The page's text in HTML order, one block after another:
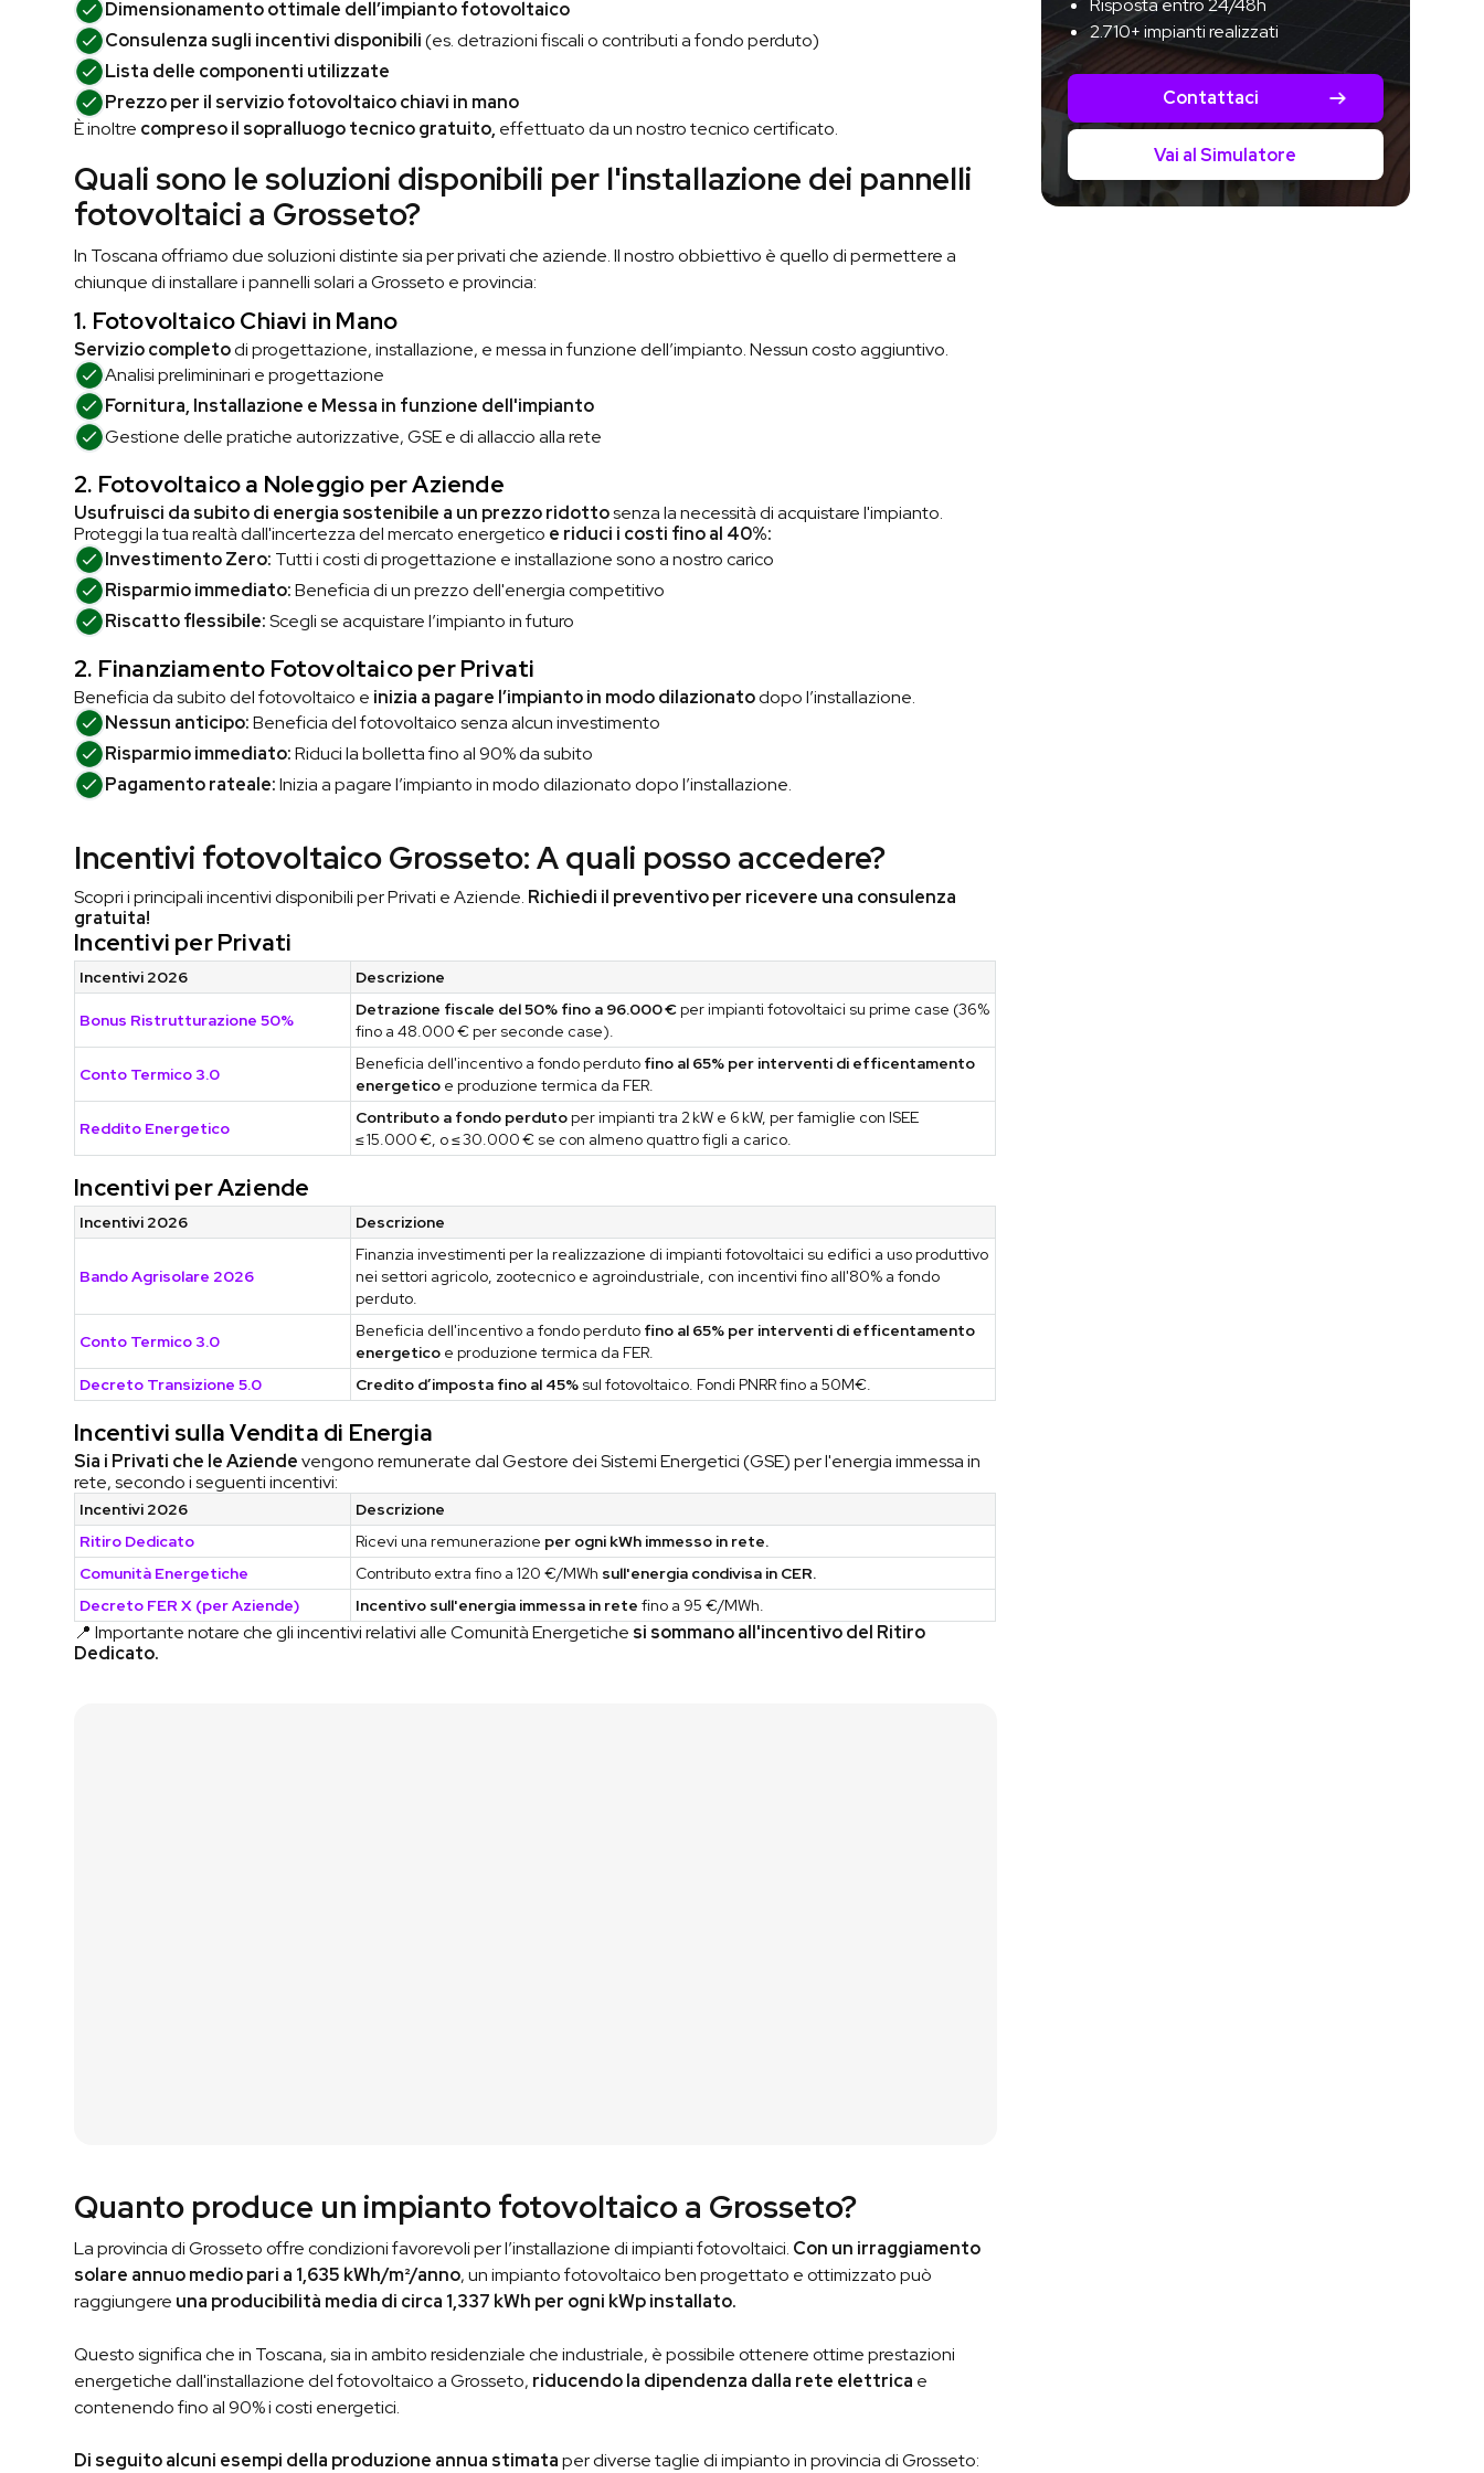
Dimensionamento ottimale dell’impianto fotovoltaico
Consulenza sugli incentivi disponibili(es. detrazioni fiscali o contributi a fondo perduto)
Lista delle componenti utilizzate
Prezzo per il servizio fotovoltaico chiavi in mano
È inoltre compreso il sopralluogo tecnico gratuito, effettuato da un nostro tecnico certificato.
Quali sono le soluzioni disponibili per l'installazione dei pannelli
fotovoltaici a Grosseto?
In Toscana offriamo due soluzioni distinte sia per privati che aziende. Il nostro obbiettivo è quello di permettere a
chiunque di installare i pannelli solari a Grosseto e provincia:
1. Fotovoltaico Chiavi in Mano
Servizio completodi progettazione, installazione, e messa in funzione dell’impianto. Nessun costo aggiuntivo.
Analisi prelimininari eprogettazione
Fornitura, Installazione e Messa in funzione dell'impianto
Gestione delle pratiche autorizzative, GSE e di allaccio alla rete
2. Fotovoltaico a Noleggio per Aziende
Usufruisci da subito di energia sostenibile a un prezzo ridottosenza la necessità di acquistare l'impianto.
Proteggi la tua realtà dall'incertezza del mercato energetico e riduci i costi fino al 40%:
Investimento Zero: Tutti i costi di progettazione e installazione sono a nostro carico
Risparmio immediato:Beneficia di un prezzo dell'energia competitivo
Riscatto flessibile:Scegli se acquistare l’impianto in futuro
2. Finanziamento Fotovoltaicoper Privati
Beneficia da subito del fotovoltaico e inizia a pagare l’impianto in modo dilazionatodopo l’installazione.
Nessun anticipo:Beneficia del fotovoltaico senza alcun investimento
Risparmio immediato:Riduci la bolletta fino al 90% da subito
Pagamento rateale:Inizia a pagare l’impianto in modo dilazionato dopo l’installazione.
Incentivi fotovoltaico Grosseto: A quali posso accedere?
Scopri i principali incentivi disponibili per Privati e Aziende. Richiedi il preventivo per ricevere una consulenza
gratuita!
Incentivi per Privati
Incentivi 2026 Descrizione
Bonus Ristrutturazione 50%
Detrazione fiscale del 50% fino a 96.000 € per impianti fotovoltaici su prime case (36%
fino a 48.000 € per seconde case).
Conto Termico 3.0
Beneficia dell'incentivo a fondo perduto fino al 65% per interventi di efficentamento
energetico e produzione termica da FER.
Reddito Energetico
Contributo a fondo perduto per impianti tra 2 kW e 6 kW, per famiglie con ISEE
≤ 15.000 €, o ≤ 30.000 € se con almeno quattro figli a carico.
Incentivi per Aziende
Incentivi 2026 Descrizione
Bando Agrisolare 2026
Finanzia investimenti per la realizzazione di impianti fotovoltaici su edifici a uso produttivo
nei settori agricolo, zootecnico e agroindustriale, con incentivi fino all'80% a fondo
perduto.
Conto Termico 3.0
Beneficia dell'incentivo a fondo perduto fino al 65% per interventi di efficentamento
energetico e produzione termica da FER.
Decreto Transizione 5.0
Credito d’imposta fino al 45% sul fotovoltaico. Fondi PNRR fino a 50M€.
Incentivi sulla Vendita di Energia
Sia i Privati che le Aziendevengono remunerate dal Gestore dei Sistemi Energetici (GSE) per l'energia immessa in
rete, secondo i seguenti incentivi:
Incentivi 2026
Descrizione
Ritiro Dedicato
Ricevi una remunerazione per ogni kWh immesso in rete.
Comunità Energetiche
Contributo extra fino a 120 €/MWh sull'energia condivisa in CER.
Decreto FER X (per Aziende)
Incentivo sull'energia immessa in rete fino a 95 €/MWh.
📍 Importante notare che gli incentivi relativi alle Comunità Energetiche si sommano all'incentivo del Ritiro
Dedicato.
Quanto produce un impianto fotovoltaico a Grosseto?
La provincia di Grosseto offre condizioni favorevoli per l’installazione di impianti fotovoltaici. Con un irraggiamento
solare annuo medio pari a 1,635 kWh/m²/anno, un impianto fotovoltaico ben progettato e ottimizzato può
raggiungere una producibilità media di circa 1,337 kWh per ogni kWp installato.
Questo significa che in Toscana, sia in ambito residenziale che industriale, è possibile ottenere ottime prestazioni
energetiche dall'installazione del fotovoltaico a Grosseto, riducendo la dipendenza dalla rete elettrica e
contenendo fino al 90% i costi energetici.
Di seguito alcuni esempi della produzione annua stimataper diverse taglie di impianto in provincia di Grosseto:
Risposta entro 24/48h
2.710+ impianti realizzati
Contattaci
Vai al Simulatore